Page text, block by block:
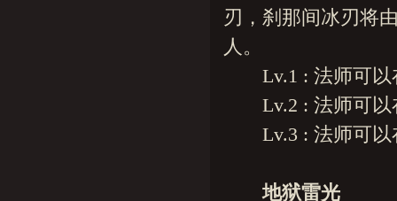
刃，刹那间冰刃将
人。
Lv.1 : 法师可以
Lv.2 : 法师可以
Lv.3 : 法师可以
地狱雷光